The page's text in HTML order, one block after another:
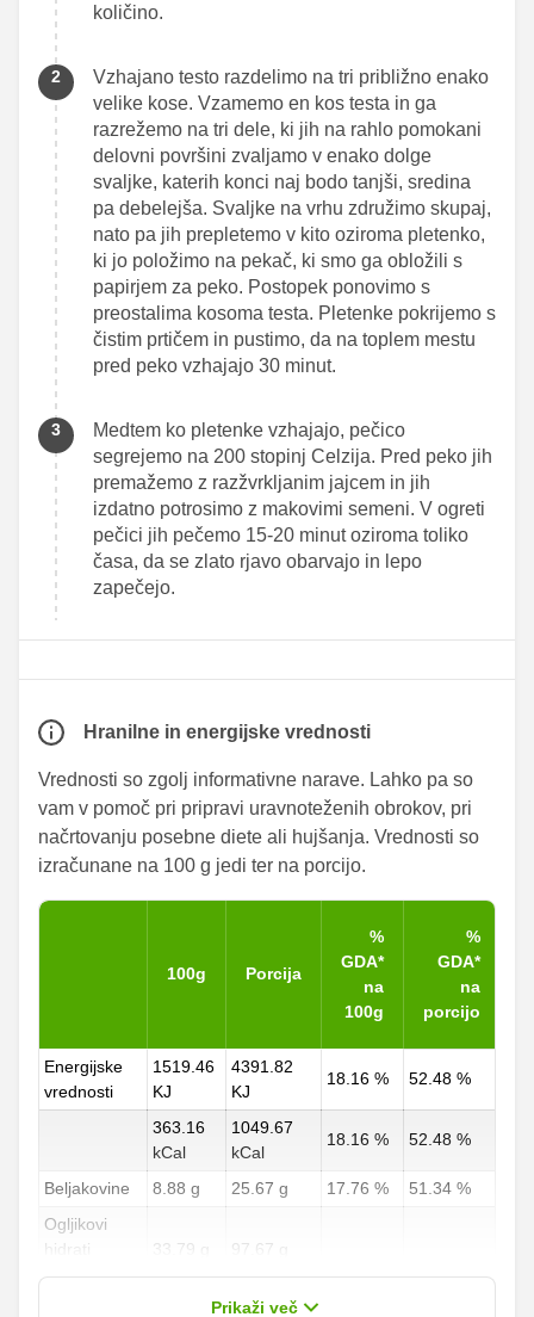
količino.
Vzhajano testo razdelimo na tri približno enako
velike kose. Vzamemo en kos testa in ga
razrežemo na tri dele, ki jih na rahlo pomokani
delovni površini zvaljamo v enako dolge
svaljke, katerih konci naj bodo tanjši, sredina
pa debelejša. Svaljke na vrhu združimo skupaj,
nato pa jih prepletemo v kito oziroma pletenko,
ki jo položimo na pekač, ki smo ga obložili s
papirjem za peko. Postopek ponovimo s
preostalima kosoma testa. Pletenke pokrijemo s
čistim prtičem in pustimo, da na toplem mestu
pred peko vzhajajo 30 minut.
Medtem ko pletenke vzhajajo, pečico
segrejemo na 200 stopinj Celzija. Pred peko jih
premažemo z razžvrkljanim jajcem in jih
izdatno potrosimo z makovimi semeni. V ogreti
pečici jih pečemo 15-20 minut oziroma toliko
časa, da se zlato rjavo obarvajo in lepo
zapečejo.
Hranilne in energijske vrednosti
Vrednosti so zgolj informativne narave. Lahko pa so
vam v pomoč pri pripravi uravnoteženih obrokov, pri
načrtovanju posebne diete ali hujšanja. Vrednosti so
izračunane na 100 g jedi ter na porcijo.
100g Porcija
%
GDA*
na
100g
%
GDA*
na
porcijo
Energijske
vrednosti
1519.46
KJ
4391.82
KJ
18.16 % 52.48 %
363.16
kCal
1049.67
kCal
18.16 % 52.48 %
Beljakovine 8.88 g 25.67 g 17.76 %
51.34 %
Ogljikovi
hidrati
33.79 g 97.67 g
7.67 g
12.51 %
36.17 %
Prikaži več